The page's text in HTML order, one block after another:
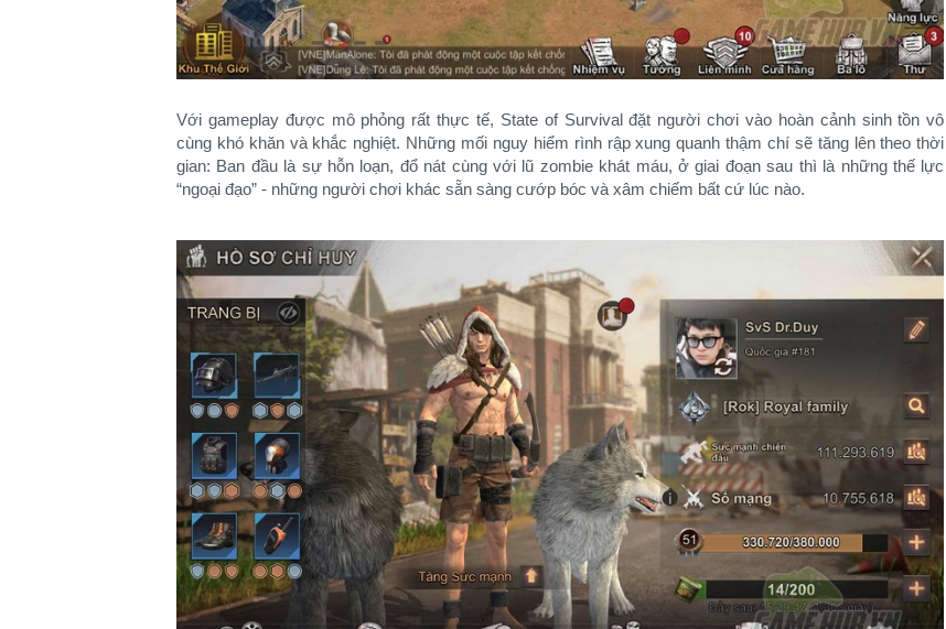
Với gameplay được mô phỏng rất thực tế, State of Survival đặt người chơi vào hoàn cảnh sinh tồn vô
cùng khó khăn và khắc nghiệt. Những mối nguy hiểm rình rập xung quanh thậm chí sẽ tăng lên theo thời
gian: Ban đầu là sự hỗn loạn, đổ nát cùng với lũ zombie khát máu, ở giai đoạn sau thì là những thế lực
“ngoại đạo” - những người chơi khác sẵn sàng cướp bóc và xâm chiếm bất cứ lúc nào.